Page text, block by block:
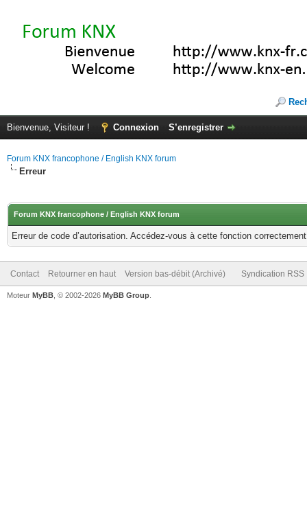
Bienvenue, Visiteur ! Connexion S’enregistrer
Forum KNX francophone / English KNX forum
Erreur
Forum KNX francophone / English KNX forum
Erreur de code d’autorisation. Accédez-vous à cette fonction
Contact Retourner en haut Version bas-débit (Archivé) Syndication RSS
Moteur MyBB , © 2002-2026 MyBB Group